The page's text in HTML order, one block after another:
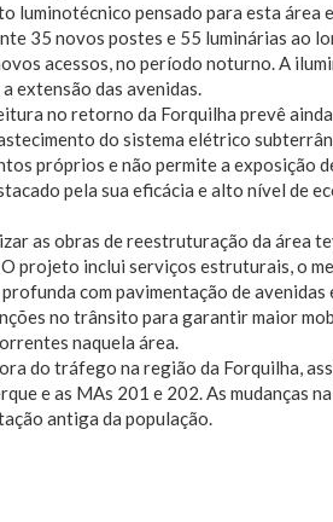
luminotécnico pensado para esta área
35 novos postes e 55 luminárias ao
acessos, no período noturno. A
extensão das avenidas.
no retorno da Forquilha prevê
do sistema elétrico
próprios e não permite a exposição
pela sua eficácia e alto nível de
as obras de reestruturação da área
projeto inclui serviços estruturais, o
com pavimentação de
no trânsito para garantir maior
naquela área.
do tráfego na região da Forquilha,
e as MAs 201 e 202. As mudanças
antiga da população.